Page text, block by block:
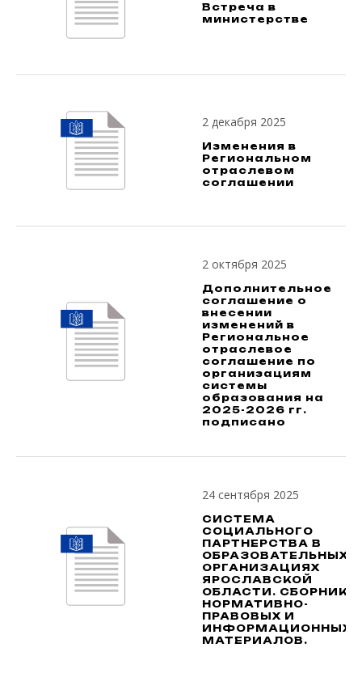
Встреча в
министерстве
2 декабря 2025
Изменения в
Региональном
отраслевом
соглашении
2 октября 2025
Дополнительное
соглашение о
внесении
изменений в
Региональное
отраслевое
соглашение по
организациям
системы
образования на
2025-2026 гг.
подписано
24 сентября 2025
СИСТЕМА
СОЦИАЛЬНОГО
ПАРТНЕРСТВА В
ОБРАЗОВАТЕЛЬНЫХ
ОРГАНИЗАЦИЯХ
ЯРОСЛАВСКОЙ
ОБЛАСТИ. СБОРНИК
НОРМАТИВНО-
ПРАВОВЫХ И
ИНФОРМАЦИОННЫХ
МАТЕРИАЛОВ.